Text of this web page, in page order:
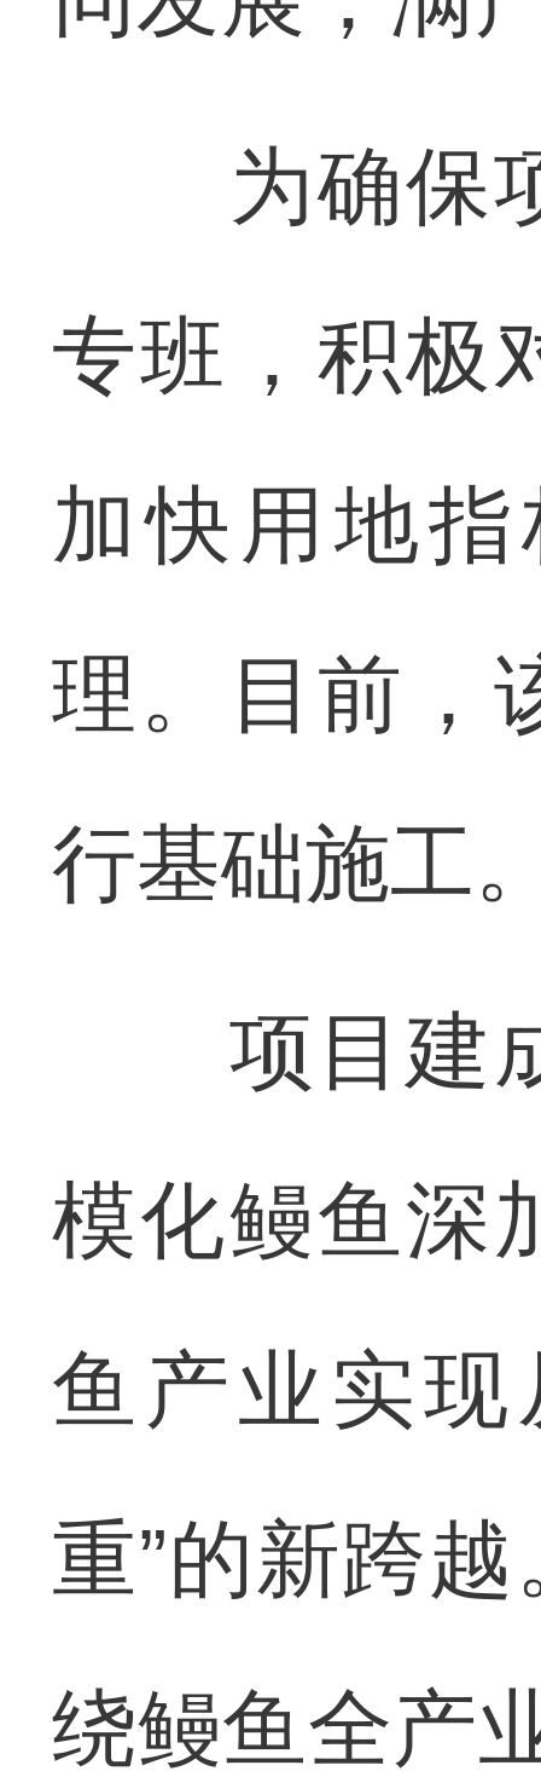
为确保项
专班，积极
加快用地
理。目前，
行基础施工
项目建成
模化鳗鱼深
鱼产业实现
重”的新跨
绕鳗鱼全产